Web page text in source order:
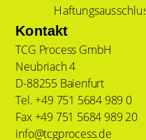
Haftungsausschluss
Kontakt
TCG Process GmbH
Neubriach 4
D-88255 Baienfurt
Tel. +49 751 5684 989 0
Fax +49 751 5684 989 20
info@tcgprocess.de